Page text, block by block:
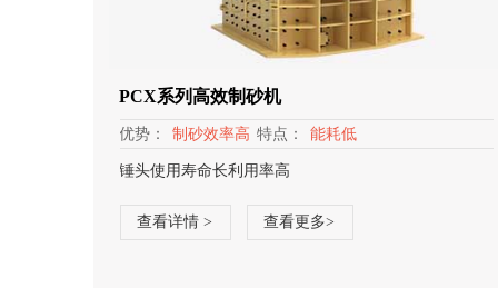
PCX系列高效制砂机
优势： 制砂效率高 特点： 能耗低
锤头使用寿命长利用率高
查看详情 > 查看更多>